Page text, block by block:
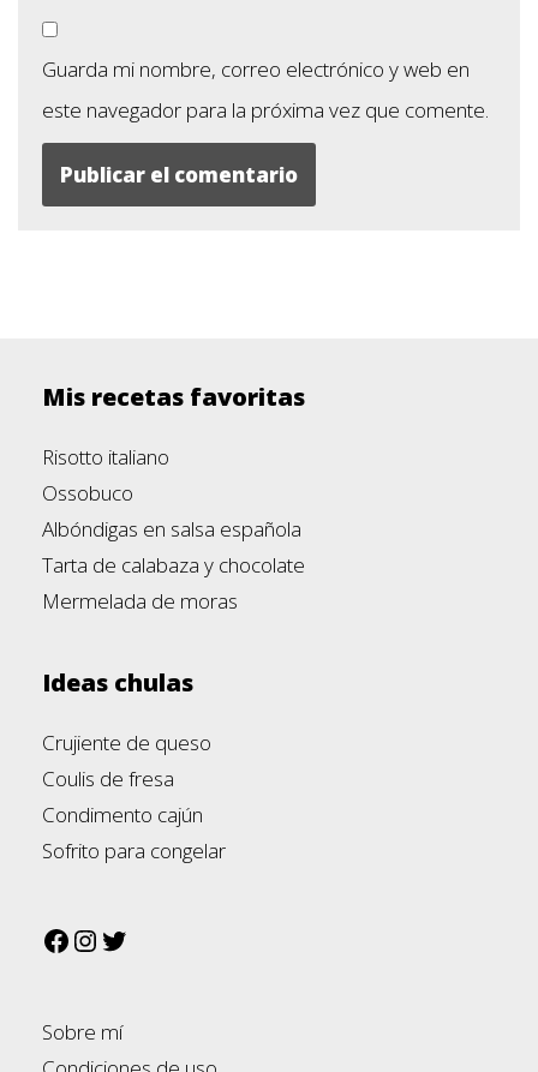
Guarda mi nombre, correo electrónico y web en
este navegador para la próxima vez que comente.
Mis recetas favoritas
Risotto italiano
Ossobuco
Albóndigas en salsa española
Tarta de calabaza y chocolate
Mermelada de moras
Ideas chulas
Crujiente de queso
Coulis de fresa
Condimento cajún
Sofrito para congelar
Sobre mí